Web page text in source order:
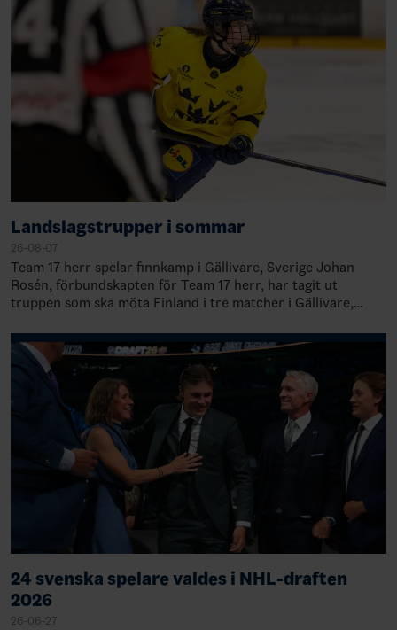
Landslagstrupper i sommar
26-08-07
Team 17 herr spelar finnkamp i Gällivare, Sverige Johan
Rosén, förbundskapten för Team 17 herr, har tagit ut
truppen som ska möta Finland i tre matcher i Gällivare,
24 svenska spelare valdes i NHL-draften
2026
26-06-27